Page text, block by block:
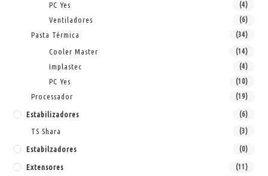
PC Yes (4)
Ventiladores (6)
Pasta Térmica (34)
Cooler Master (14)
Implastec (4)
PC Yes (10)
Processador (19)
Estabilizadores (6)
TS Shara (3)
Estabilzadores (0)
Extensores (11)